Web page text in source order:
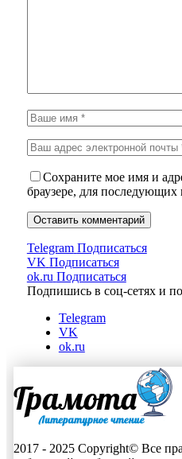
Сохраните мое имя и
браузере, для последующих
Telegram Подписаться
VK Подписаться
ok.ru Подписаться
Подпишись в соц-сетях и
Telegram
VK
ok.ru
2017 - 2025 Copyright© Все